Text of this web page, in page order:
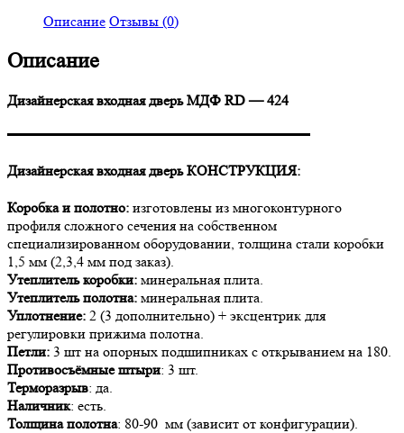
Описание Отзывы (0)
Описание
Дизайнерская входная дверь МДФ RD — 424
▬▬▬▬▬▬▬▬▬▬▬▬▬▬▬▬▬▬▬▬▬
Дизайнерская входная дверь КОНСТРУКЦИЯ:
Коробка и полотно: изготовлены из многоконтурного
профиля сложного сечения на собственном
специализированном оборудовании, толщина стали коробки
1,5 мм (2,3,4 мм под заказ).
Утеплитель коробки: минеральная плита.
Утеплитель полотна: минеральная плита.
Уплотнение: 2 (3 дополнительно) + эксцентрик для
регулировки прижима полотна.
Петли: 3 шт на опорных подшипниках с открыванием на 180.
Противосъёмные штыри: 3 шт.
Терморазрыв: да.
Наличник: есть.
Толщина полотна: 80-90 мм (зависит от конфигурации).